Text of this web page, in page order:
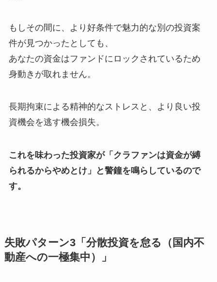
もしその間に、より好条件で魅力的な別の投資案
件が見つかったとしても、
あなたの資金はファンドにロックされているため
身動きが取れません。
長期拘束による精神的なストレスと、より良い投
資機会を逃す機会損失。
これを味わった投資家が「クラファンは資金が縛
られるからやめとけ」と警鐘を鳴らしているので
す。
失敗パターン3「分散投資を怠る（国内不
動産への一極集中）」